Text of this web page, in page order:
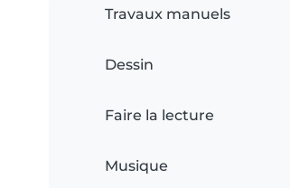
Travaux manuels
Dessin
Faire la lecture
Musique